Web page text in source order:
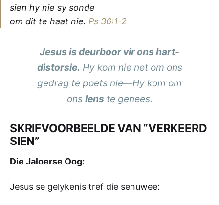
sien hy nie sy sonde
om dit te haat nie. Ps 36:1-2
Jesus is deurboor vir ons hart-
distorsie. Hy kom nie net om ons
gedrag te poets nie—Hy kom om
ons lens te genees.
SKRIFVOORBEELDE VAN “VERKEERD
SIEN”
Die Jaloerse Oog:
Jesus se gelykenis tref die senuwee: